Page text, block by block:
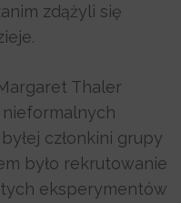
zdążyli się
Thaler
nieformalnych
członkini grupy
było rekrutowanie
tych eksperymentów